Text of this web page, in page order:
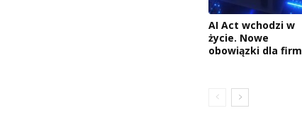
AI Act wchodzi w
życie. Nowe
obowiązki dla firm